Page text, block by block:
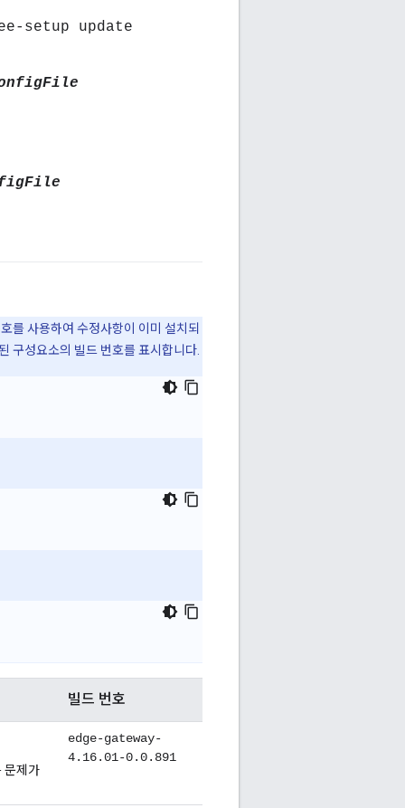
setup update
를 사용하여 수정사항이 이미 설치되
구성요소의 빌드 번호를 표시합니다.
빌드 번호
문제가
edge-gateway-
4.16.01-0.0.891